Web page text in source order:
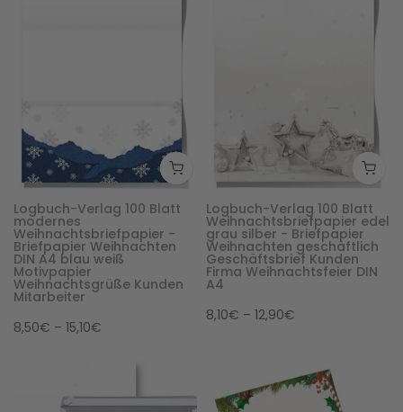
Logbuch-Verlag 100 Blatt
modernes
Weihnachtsbriefpapier -
Briefpapier Weihnachten
DIN A4 blau weiß
Motivpapier
Weihnachtsgrüße Kunden
Mitarbeiter
8,50€ – 15,10€
Logbuch-Verlag 100 Blatt
Weihnachtsbriefpapier edel
grau silber - Briefpapier
Weihnachten geschäftlich
Geschäftsbrief Kunden
Firma Weihnachtsfeier DIN
A4
8,10€ – 12,90€